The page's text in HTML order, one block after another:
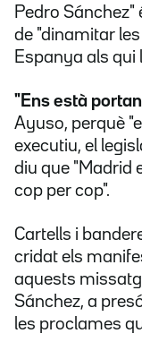
Pedro Sánchez"
de "dinamitar
Espanya als qui
"Ens està
Ayuso, perquè
executiu, el
diu que "Madrid
cop per cop".
Cartells i
cridat els
aquests
Sánchez, a
les proclames